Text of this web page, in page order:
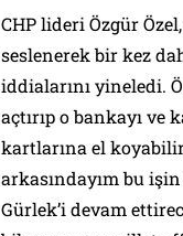
CHP lideri Özgür
seslenerek bir kez
iddialarını yineledi.
açtırıp o bankayı ve
kartlarına el
arkasındayım bu
Gürlek’i devam